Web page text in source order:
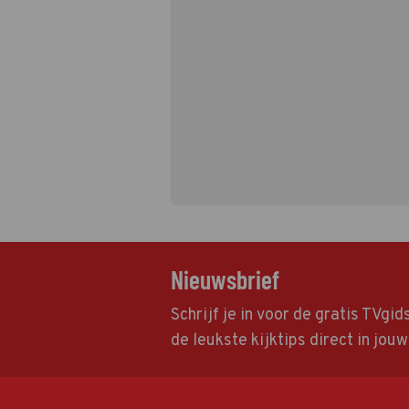
Nieuwsbrief
Schrijf je in voor de gratis
de leukste kijktips direct in